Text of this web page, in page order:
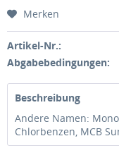
Merken
Artikel-Nr.:
Abgabebedingungen:
Beschreibung
Andere Namen:
Chlorbenzen, MCB